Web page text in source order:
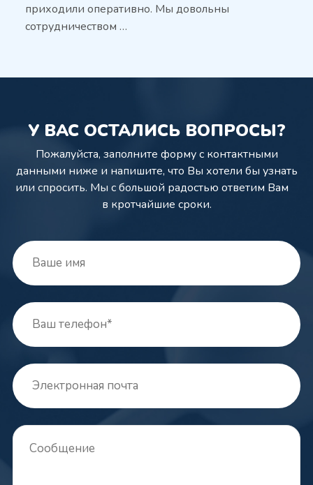
приходили оперативно. Мы довольны
сотрудничеством …
У ВАС ОСТАЛИСЬ ВОПРОСЫ?
Пожалуйста, заполните форму с контактными
данными ниже и напишите, что Вы хотели бы узнать
или спросить. Мы с большой радостью ответим Вам
в кротчайшие сроки.